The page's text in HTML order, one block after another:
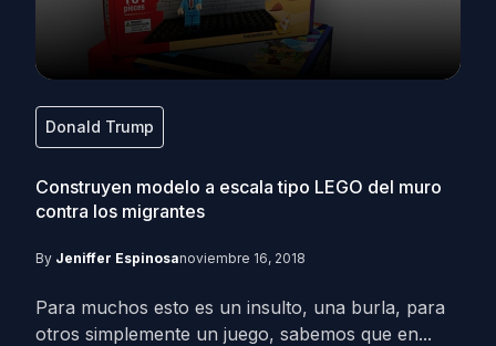
Donald Trump
Construyen modelo a escala tipo LEGO del muro
contra los migrantes
By Jeniffer Espinosanoviembre 16, 2018
Para muchos esto es un insulto, una burla, para
otros simplemente un juego, sabemos que en...